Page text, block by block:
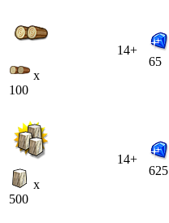
x
100
14+
65
x
500
14+
625